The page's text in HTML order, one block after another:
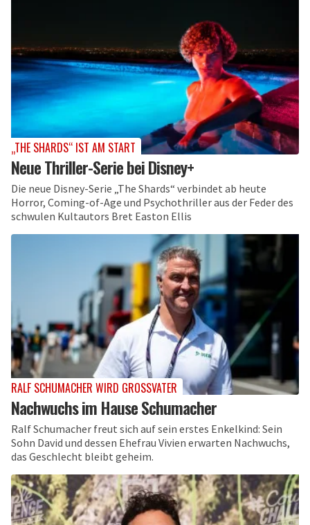
„THE SHARDS“ IST AM START
Neue Thriller-Serie bei Disney+
Die neue Disney-Serie „The Shards“ verbindet ab heute
Horror, Coming-of-Age und Psychothriller aus der Feder des
schwulen Kultautors Bret Easton Ellis
RALF SCHUMACHER WIRD GROSSVATER
Nachwuchs im Hause Schumacher
Ralf Schumacher freut sich auf sein erstes Enkelkind: Sein
Sohn David und dessen Ehefrau Vivien erwarten Nachwuchs,
das Geschlecht bleibt geheim.